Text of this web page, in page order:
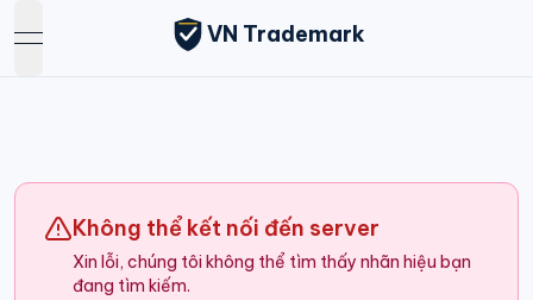
open navigation menu
VN Trademark
Không thể kết nối đến server
Xin lỗi, chúng tôi không thể tìm thấy nhãn hiệu bạn
đang tìm kiếm.